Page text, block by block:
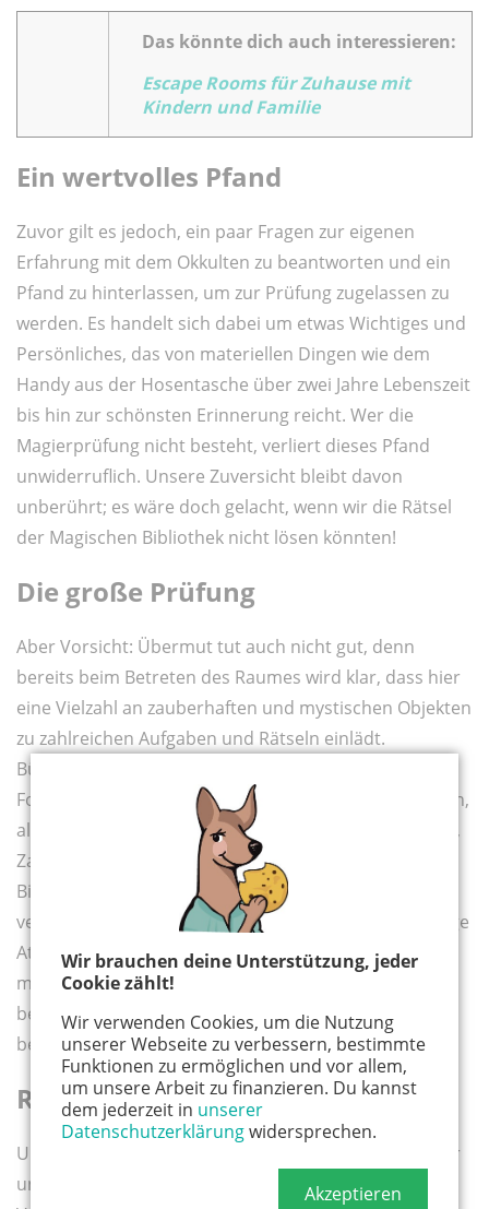
Wir brauchen deine Unterstützung, jeder
Cookie zählt!
Wir verwenden Cookies, um die Nutzung
unserer Webseite zu verbessern, bestimmte
Funktionen zu ermöglichen und vor allem,
um unsere Arbeit zu finanzieren. Du kannst
dem jederzeit in unserer
Datenschutzerklärungwidersprechen.
Akzeptieren
Das könnte dich auch interessieren:
Escape Rooms für Zuhause mit
Kindern und Familie
Ein wertvolles Pfand
Zuvor gilt es jedoch, ein paar Fragen zur eigenen
Erfahrung mit dem Okkulten zu beantworten und ein
Pfand zu hinterlassen, um zur Prüfung zugelassen zu
werden. Es handelt sich dabei um etwas Wichtiges und
Persönliches, das von materiellen Dingen wie dem
Handy aus der Hosentasche über zwei Jahre Lebenszeit
bis hin zur schönsten Erinnerung reicht. Wer die
Magierprüfung nicht besteht, verliert dieses Pfand
unwiderruflich. Unsere Zuversicht bleibt davon
unberührt; es wäre doch gelacht, wenn wir die Rätsel
der Magischen Bibliothek nicht lösen könnten!
Die große Prüfung
Aber Vorsicht: Übermut tut auch nicht gut, denn
bereits beim Betreten des Raumes wird klar, dass hier
eine Vielzahl an zauberhaften und mystischen Objekten
zu zahlreichen Aufgaben und Rätseln einlädt.
Bücherregale mit uralten Schmökern und ominösen
Folianten, Dokumente in längst vergessenen Sprachen,
alchemistische Tränke und ihre Zutaten, Zauberstäbe,
Zaubersprüche und rätselhafte Runen – die Magische
Bibliothek ist ein Hort des Fantastischen. Sehr
vereinzelt platzierte Lichtquellen sorgen für die richtige
Atmosphäre und das Gefühl, sich tatsächlich nicht
mehr in unserer gewöhnlichen Wirklichkeit zu
befinden, sondern eine wahrhaft magische Welt
betreten zu haben.
Rätsel lösen auf Zeit
Um unser Magierdiplom zu erhalten, erklärt Marc, der
uns im Raum bei Bedarf mit Hilfestellungen zur